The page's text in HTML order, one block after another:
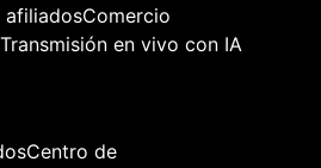
afiliadosComercio
Transmisión en vivo con IA
Centro de